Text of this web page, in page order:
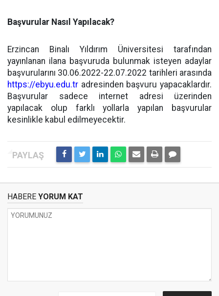
Başvurular Nasıl Yapılacak?
Erzincan Binalı Yıldırım Üniversitesi tarafından
yayınlanan ilana başvuruda bulunmak isteyen adaylar
başvurularını 30.06.2022-22.07.2022 tarihleri arasında
https://ebyu.edu.tr adresinden başvuru yapacaklardır.
Başvurular sadece internet adresi üzerinden
yapılacak olup farklı yollarla yapılan başvurular
kesinlikle kabul edilmeyecektir.
HABERE YORUM KAT